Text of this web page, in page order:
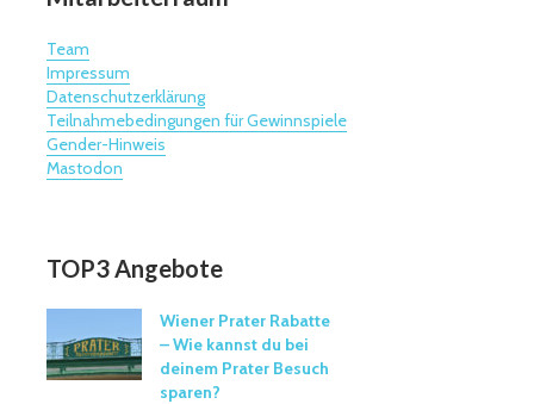
Team
Impressum
Datenschutzerklärung
Teilnahmebedingungen für Gewinnspiele
Gender-Hinweis
Mastodon
TOP3 Angebote
Wiener Prater Rabatte
– Wie kannst du bei
deinem Prater Besuch
sparen?